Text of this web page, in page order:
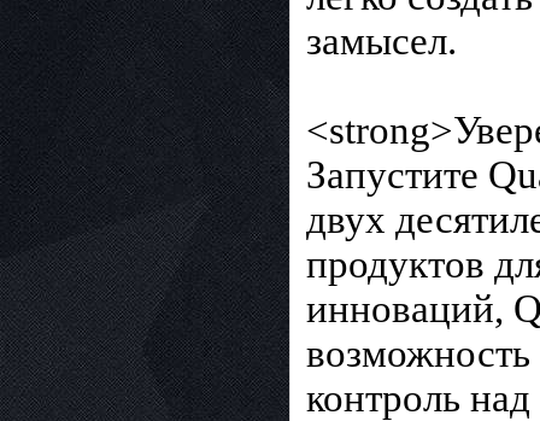
замысел.
Запустите
двух
продуктов
инноваций,
контроль